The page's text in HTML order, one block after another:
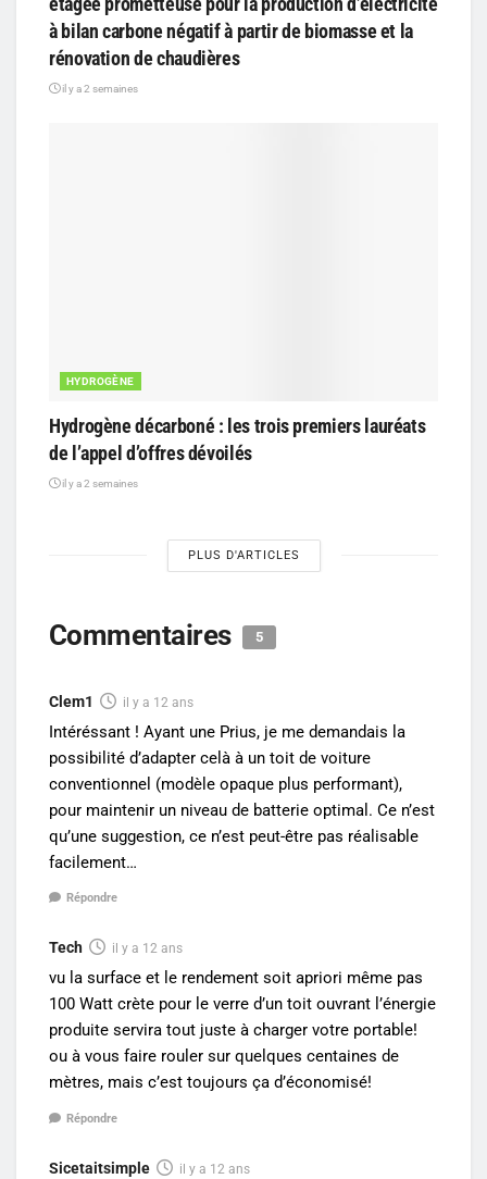
à bilan carbone négatif à partir de biomasse et la
rénovation de chaudières
il y a 2 semaines
HYDROGÈNE
Hydrogène décarboné : les trois premiers lauréats
de l’appel d’offres dévoilés
il y a 2 semaines
PLUS D'ARTICLES
Commentaires 5
Clem1 il y a 12 ans
Intéréssant ! Ayant une Prius, je me demandais la
possibilité d’adapter celà à un toit de voiture
conventionnel (modèle opaque plus performant),
pour maintenir un niveau de batterie optimal. Ce n’est
qu’une suggestion, ce n’est peut-être pas réalisable
facilement…
Répondre
Tech il y a 12 ans
vu la surface et le rendement soit apriori même pas
100 Watt crète pour le verre d’un toit ouvrant l’énergie
produite servira tout juste à charger votre portable!
ou à vous faire rouler sur quelques centaines de
mètres, mais c’est toujours ça d’économisé!
Répondre
Sicetaitsimple il y a 12 ans